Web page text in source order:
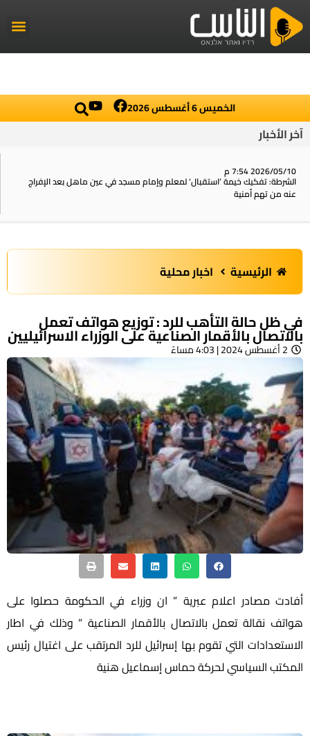
الخميس 6 أغسطس 2026
آخر الأخبار
2026/05/10 7:54 م
الشرطة: تفكيك خيمة ‘استقبال‘ لمعلم وإمام مسجد في عين ماهل بعد الإفراج
عنه من تهم أمنية
الرئيسية اخبار محلية
في ظل حالة التأهب للرد : توزيع هواتف تعمل
بالاتصال بالأقمار الصناعية على الوزراء الاسرائيليين
2 أغسطس 2024 | 4:03 مساءً
أفادت مصادر اعلام عبرية ” ان وزراء في الحكومة حصلوا على
هواتف نقالة تعمل بالاتصال بالأقمار الصناعية ” وذلك في اطار
الاستعدادات التي تقوم بها إسرائيل للرد المرتقب على اغتيال رئيس
المكتب السياسي لحركة حماس إسماعيل هنية